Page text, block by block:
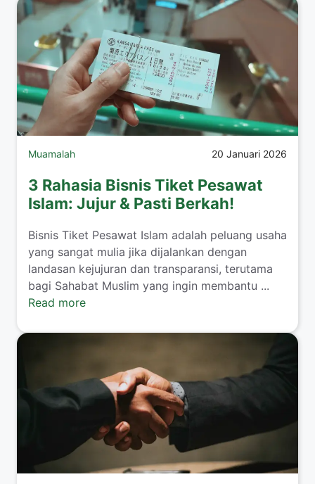
Muamalah 20 Januari 2026
3 Rahasia Bisnis Tiket Pesawat
Islam: Jujur & Pasti Berkah!
​Bisnis Tiket Pesawat Islam adalah peluang usaha
yang sangat mulia jika dijalankan dengan
landasan kejujuran dan transparansi, terutama
bagi Sahabat Muslim yang ingin membantu ...
Read more